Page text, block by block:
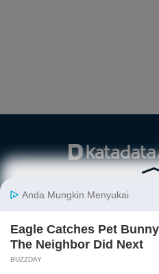
Berita
Nasional
Finansial